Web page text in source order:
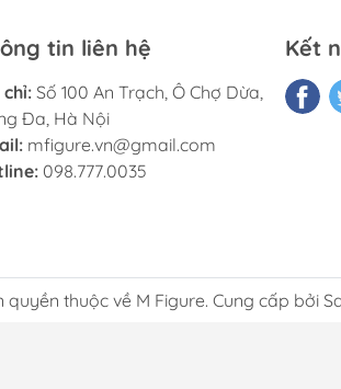
tin liên hệ
Số 100 An Trạch, Ô Chợ Dừa,
Đa, Hà Nội
mfigure.vn@gmail.com
098.777.0035
Kết
quyền thuộc về M Figure. Cung cấp bởi